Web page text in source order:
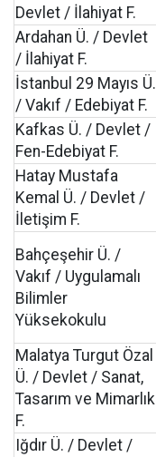
Devlet / İlahiyat F.
Ardahan Ü. / Devlet
/ İlahiyat F.
İstanbul 29 Mayıs Ü.
/ Vakıf / Edebiyat F.
Kafkas Ü. / Devlet /
Fen-Edebiyat F.
Hatay Mustafa
Kemal Ü. / Devlet /
İletişim F.
Bahçeşehir Ü. /
Vakıf / Uygulamalı
Bilimler
Yüksekokulu
Malatya Turgut Özal
Ü. / Devlet / Sanat,
Tasarım ve Mimarlık
F.
Iğdır Ü. / Devlet /